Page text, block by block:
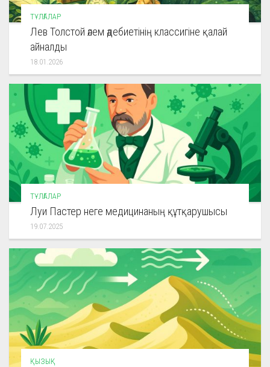
ТҰЛҒАЛАР
Лев Толстой әлем әдебиетінің классигіне қалай
айналды
18.01.2026
ТҰЛҒАЛАР
Луи Пастер неге медицинаның құтқарушысы
19.07.2025
ҚЫЗЫҚ